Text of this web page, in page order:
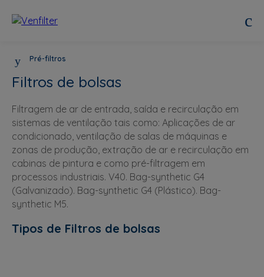
Pré-filtros
Filtros de bolsas
Filtragem de ar de entrada, saída e recirculação em
sistemas de ventilação tais como: Aplicações de ar
condicionado, ventilação de salas de máquinas e
zonas de produção, extração de ar e recirculação em
cabinas de pintura e como pré-filtragem em
processos industriais. V40. Bag-synthetic G4
(Galvanizado). Bag-synthetic G4 (Plástico). Bag-
synthetic M5.
Tipos de Filtros de bolsas